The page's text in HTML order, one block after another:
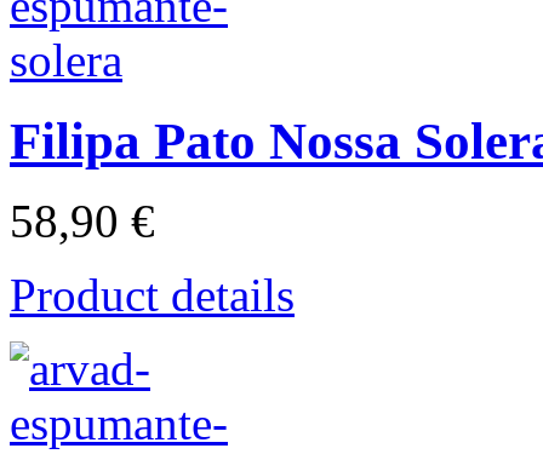
Filipa Pato Nossa
58,90 €
Product details